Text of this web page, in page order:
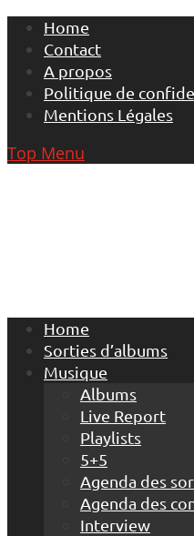
Skip
content
Home
Contact
A propos
Politique de
Mentions Légales
Top Menu
Home
Sorties d’albums
Musique
Albums
Live Report
Playlists
5+5
Agenda des
Agenda des
Interview